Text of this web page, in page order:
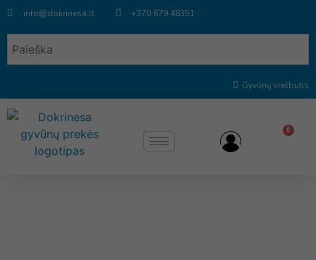
info@dokrinesa.lt +370 679 48351
Gyvūnų viešbutis
0